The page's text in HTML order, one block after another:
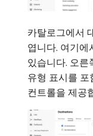
카탈로그에서
엽니다. 여기에
있습니다. 오른
유형 표시를
컨트롤을 제공